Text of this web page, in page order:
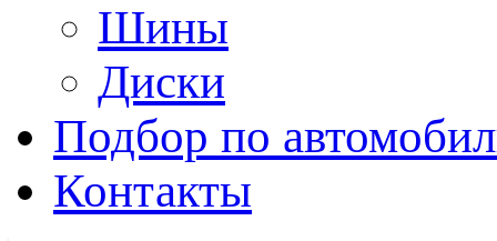
Шины
Диски
Подбор по
Контакты